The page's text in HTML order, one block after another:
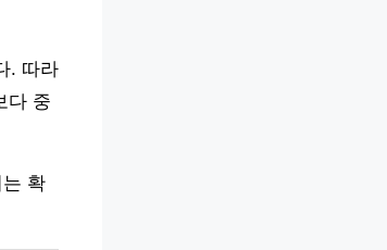
. 따라
다 중
확